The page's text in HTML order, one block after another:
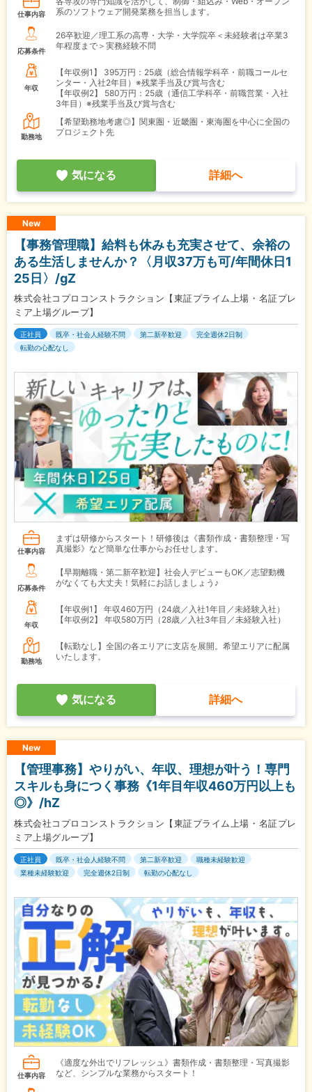
仕事内容
系のソフトウェア開発業務を担当します。
応募条件
26卒歓迎／理工系の高専・大学・大学院卒＜未経験者は卒業3
年程度まで＞実務経験不問
年収
【年収例1】
395万円：25歳（総合情報学科卒・前職コールセ
ンター・入社2年目）※残業手当及び賞与含む
【年収例2】
580万円：25歳（通信工学科卒・前職営業・入社
3年目）※残業手当及び賞与含む
勤務地
【希望勤務地考慮◎】関東圏・近畿圏・東海圏を中心に全国の
プロジェクト先
気になる 詳細へ
New
【事務管理職】給料も休みも充実させて、余裕の
ある生活しませんか？〈月収37万も可/年間休日1
25日〉/gZ
株式会社コプロコンストラクション【東証プライム上場・名証プレ
ミア上場グループ】
正社員 既卒・社会人経験不問 第二新卒歓迎
完全週休2日制
転勤の心配なし
仕事内容
まずは研修からスタート！研修後は《書類作成・書類整理・写
真撮影》など簡単な仕事からお任せします。
応募条件
【早期離職・第二新卒歓迎】社会人デビューもOK／志望動機
がなくても大丈夫！気軽にお話しましょう♪
年収
【年収例1】
年収460万円（24歳／入社1年目／未経験入社）
【年収例2】
年収580万円（28歳／入社3年目／未経験入社）
勤務地
【転勤なし】全国の各エリアに支店を展開。希望エリアに配属
いたします。
気になる 詳細へ
New
【管理事務】やりがい、年収、理想が叶う！専門
スキルも身につく事務《1年目年収460万円以上も
◎》/hZ
株式会社コプロコンストラクション【東証プライム上場・名証プレ
ミア上場グループ】
正社員 既卒・社会人経験不問 第二新卒歓迎
職種未経験歓迎
業種未経験歓迎
完全週休2日制 転勤の心配なし
仕事内容
《適度な外出でリフレッシュ》書類作成・書類整理・写真撮影
など、シンプルな業務からスタート！